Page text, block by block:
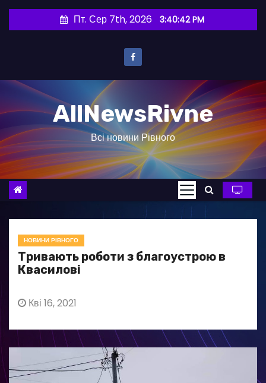
и
о
в
Пт. Сер 7th, 2026 3:40:43 PM
AllNewsRivne
Всі новини Рівного
НОВИНИ РІВНОГО
Тривають роботи з благоустрою в
Квасилові
Кві 16, 2021